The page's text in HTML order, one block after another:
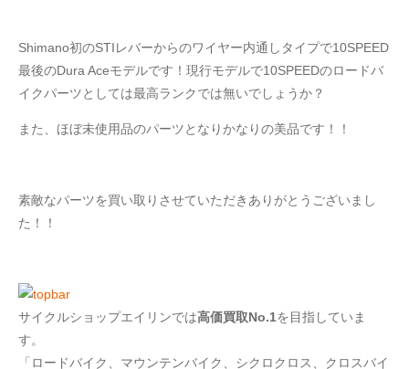
Shimano初のSTIレバーからのワイヤー内通しタイプで10SPEED
最後のDura Aceモデルです！現行モデルで10SPEEDのロードバ
イクパーツとしては最高ランクでは無いでしょうか？
また、ほぼ未使用品のパーツとなりかなりの美品です！！
素敵なパーツを買い取りさせていただきありがとうございまし
た！！
サイクルショップエイリンでは高価買取No.1を目指していま
す。
「ロードバイク、マウンテンバイク、シクロクロス、クロスバイ